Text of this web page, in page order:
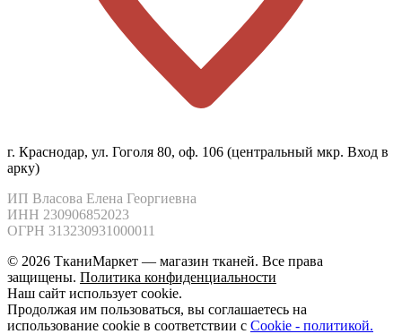
г. Краснодар, ул. Гоголя 80, оф. 106 (центральный мкр. Вход в
арку)
ИП Власова Елена Георгиевна
ИНН 230906852023
ОГРН 313230931000011
© 2026 ТканиМаркет — магазин тканей. Все права
защищены. Политика конфиденциальности
Наш сайт использует cookie.
Продолжая им пользоваться, вы соглашаетесь на
использование cookie в соответствии с Cookie - политикой.